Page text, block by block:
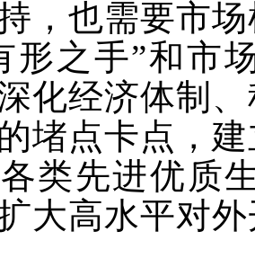
，也需要市
形之手”和市
化经济体制
堵点卡点，
类先进优质
大高水平对